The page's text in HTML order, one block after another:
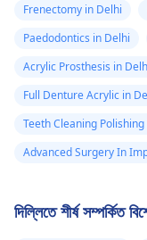
Frenectomy in Delhi
Paedodontics in Delhi
Acrylic Prosthesis in
Full Denture Acrylic in
Teeth Cleaning
Advanced Surgery In
দিল্লিতে শীর্ষ সম্পর্কিত